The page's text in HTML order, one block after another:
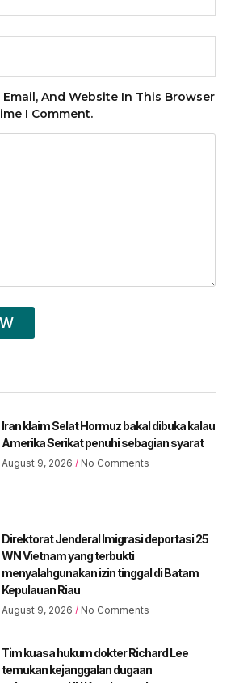
Email, And Website In This Browser
I Comment.
Iran klaim Selat Hormuz bakal dibuka kalau
Amerika Serikat penuhi sebagian syarat
August 9, 2026 No Comments
Direktorat Jenderal Imigrasi deportasi 25
WN Vietnam yang terbukti
menyalahgunakan izin tinggal di Batam
Kepulauan Riau
August 9, 2026 No Comments
Tim kuasa hukum dokter Richard Lee
temukan kejanggalan dugaan